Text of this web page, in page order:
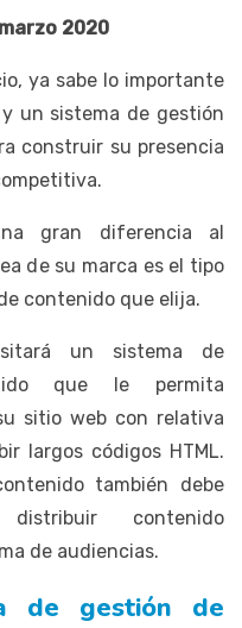
2020
ya sabe lo importante
un sistema de gestión
construir su presencia
gran diferencia al
de su marca es el tipo
contenido que elija.
un sistema de
que le permita
sitio web con relativa
largos códigos HTML.
también debe
contenido
de audiencias.
de gestión de